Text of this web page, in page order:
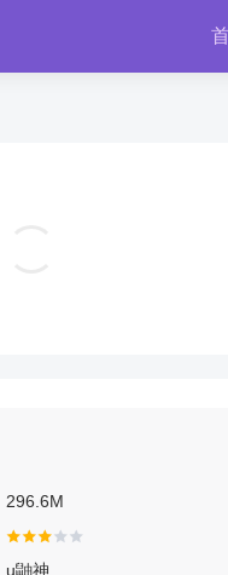
296.6M
u鼬神